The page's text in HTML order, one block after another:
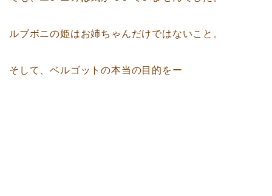
ルブボニの姫はお姉ちゃんだけではないこと。
そして、ベルゴットの本当の目的をー